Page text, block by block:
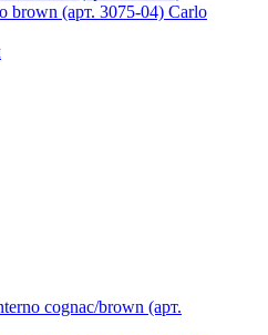
(арт. 3075-04) Carlo